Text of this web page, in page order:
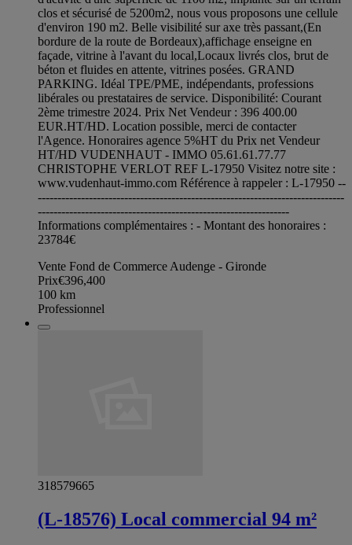
clos et sécurisé de 5200m2, nous vous proposons une cellule
d'environ 190 m2. Belle visibilité sur axe très passant,(En
bordure de la route de Bordeaux),affichage enseigne en
façade, vitrine à l'avant du local,Locaux livrés clos, brut de
béton et fluides en attente, vitrines posées. GRAND
PARKING. Idéal TPE/PME, indépendants, professions
libérales ou prestataires de service. Disponibilité: Courant
2ème trimestre 2024. Prix Net Vendeur : 396 400.00
EUR.HT/HD. Location possible, merci de contacter
l'Agence. Honoraires agence 5%HT du Prix net Vendeur
HT/HD VUDENHAUT - IMMO 05.61.61.77.77
CHRISTOPHE VERLOT REF L-17950 Visitez notre site :
www.vudenhaut-immo.com Référence à rappeler : L-17950 --
------------------------------------------------------------------------------
----------------------------------------------------------------
Informations complémentaires : - Montant des honoraires :
23784€
Vente Fond de Commerce Audenge - Gironde
Prix€396,400
100 km
Professionnel
318579665
(L-18576) Local commercial 94 m²